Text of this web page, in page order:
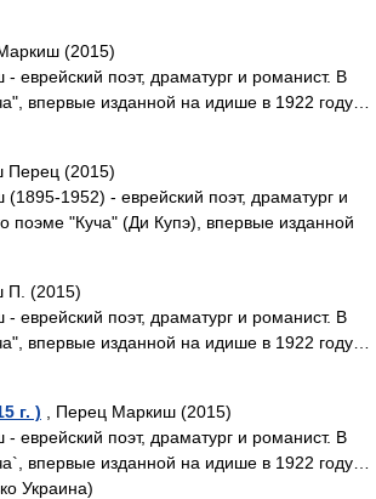
(2015)
еврейский поэт, драматург и романист. В
впервые изданной на идише в 1922 году…
Перец (2015)
1952) - еврейский поэт, драматург и
поэме "Куча" (Ди Купэ), впервые изданной
П. (2015)
еврейский поэт, драматург и романист. В
впервые изданной на идише в 1922 году…
г. ) , Перец Маркиш (2015)
еврейский поэт, драматург и романист. В
впервые изданной на идише в 1922 году…
Украина)